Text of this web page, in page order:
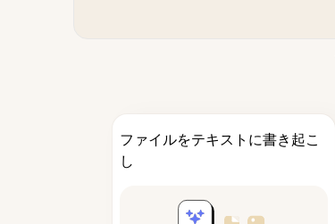
ファイルをテキストに書き起こ
し